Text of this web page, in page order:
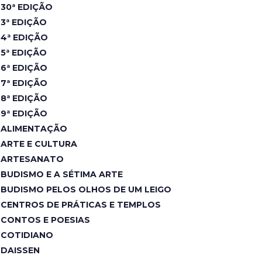
30ª EDIÇÃO
3ª EDIÇÃO
4ª EDIÇÃO
5ª EDIÇÃO
6ª EDIÇÃO
7ª EDIÇÃO
8ª EDIÇÃO
9ª EDIÇÃO
ALIMENTAÇÃO
ARTE E CULTURA
ARTESANATO
BUDISMO E A SÉTIMA ARTE
BUDISMO PELOS OLHOS DE UM LEIGO
CENTROS DE PRÁTICAS E TEMPLOS
CONTOS E POESIAS
COTIDIANO
DAISSEN